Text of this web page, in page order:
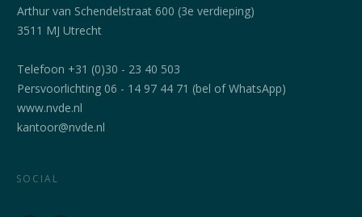
Arthur van Schendelstraat 600 (3e verdieping)
3511 MJ Utrecht
Telefoon +31 (0)30 - 23 40 503
Persvoorlichting 06 - 14 97 44 71 (bel of WhatsApp)
www.nvde.nl
kantoor@nvde.nl
SOCIAL